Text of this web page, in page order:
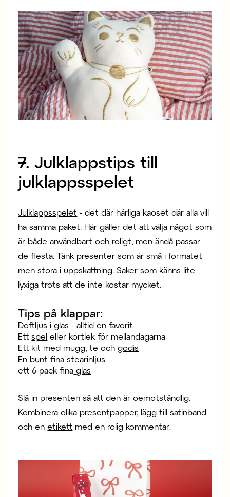
7. Julklappstips till
julklappsspelet
Julklappsspelet - det där härliga kaoset där alla vill
ha samma paket. Här gäller det att välja något som
är både användbart och roligt, men ändå passar
de flesta. Tänk presenter som är små i formatet
men stora i uppskattning. Saker som känns lite
lyxiga trots att de inte kostar mycket.
Tips på klappar:
Doftljus i glas - alltid en favorit
Ettspel eller kortlek för mellandagarna
Ett kit med mugg, te ochgodis
En bunt fina stearinljus
ett 6-pack fina glas
Slå in presenten så att den är oemotståndlig.
Kombinera olika presentpapper, lägg tillsatinband
och enetikett med en rolig kommentar.